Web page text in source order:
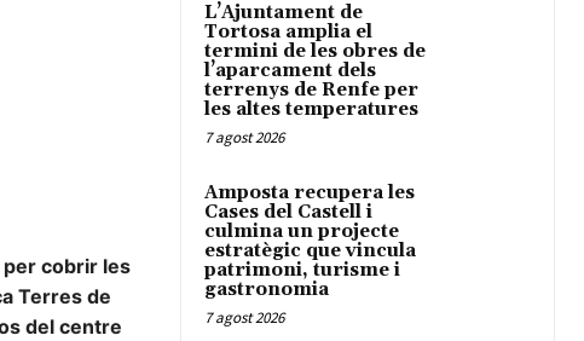
cobrir les
Terres de
del centre
L’Ajuntament de
Tortosa amplia el
termini de les obres de
l’aparcament dels
terrenys de Renfe per
les altes temperatures
7 agost 2026
Amposta recupera les
Cases del Castell i
culmina un projecte
estratègic que vincula
patrimoni, turisme i
gastronomia
7 agost 2026